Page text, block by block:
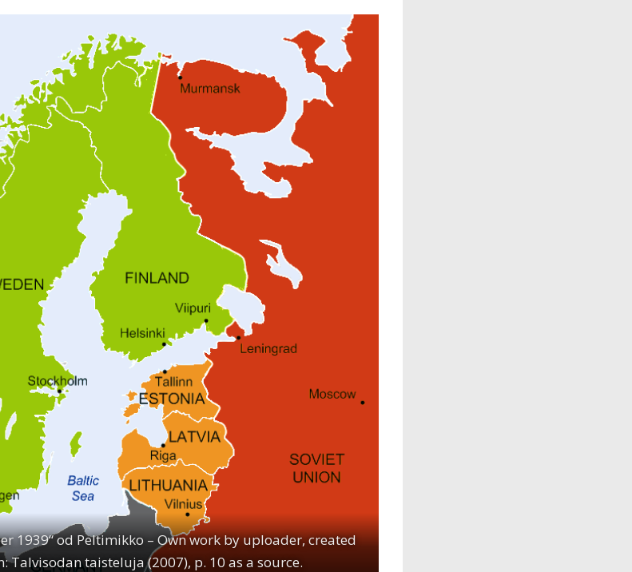
1939“ od Peltimikko – Own work by uploader, created
Talvisodan taisteluja (2007), p. 10 as a source.